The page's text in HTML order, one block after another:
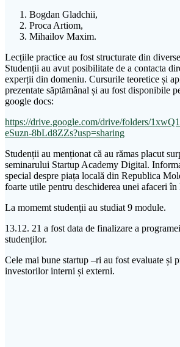
Bogdan Gladchii,
Proca Artiom,
Mihailov Maxim.
Lecțiile practice au fost structurate din
Studenții au avut posibilitate de a contacta
experții din domeniu. Cursurile teoretice și
prezentate săptămânal și au fost disponibile
google docs:
https://drive.google.com/drive/folders/
eSuzn-8bLd8ZZs?usp=sharing
Studenții au menționat că au rămas placut
seminarului Startup Academy Digital.
special despre piața locală din Republica
foarte utile pentru deschiderea unei afaceri
La momemt studenții au studiat 9 module.
13.12. 21 a fost data de finalizare a
studenților.
Cele mai bune startup –ri au fost evaluate și
investorilor interni și externi.